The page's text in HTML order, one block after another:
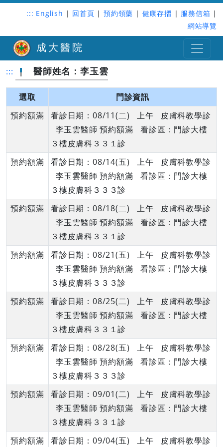
::: English | 回首頁 | 預約領藥 | 健康存摺 | 服務信箱 |
網站導覽
成大醫院
::: 醫師姓名：李玉雲
選取
門診資訊
預約額滿
看診日期：08/11(二) 上午 皮膚科教學診
李玉雲醫師 預約額滿 看診區：門診大樓
３樓皮膚科３３１診
預約額滿
看診日期：08/14(五) 上午 皮膚科教學診
李玉雲醫師 預約額滿 看診區：門診大樓
３樓皮膚科３３３診
預約額滿
看診日期：08/18(二) 上午 皮膚科教學診
李玉雲醫師 預約額滿 看診區：門診大樓
３樓皮膚科３３１診
預約額滿
看診日期：08/21(五) 上午 皮膚科教學診
李玉雲醫師 預約額滿 看診區：門診大樓
３樓皮膚科３３３診
預約額滿
看診日期：08/25(二) 上午 皮膚科教學診
李玉雲醫師 預約額滿 看診區：門診大樓
３樓皮膚科３３１診
預約額滿
看診日期：08/28(五) 上午 皮膚科教學診
李玉雲醫師 預約額滿 看診區：門診大樓
３樓皮膚科３３３診
預約額滿
看診日期：09/01(二) 上午 皮膚科教學診
李玉雲醫師 預約額滿 看診區：門診大樓
３樓皮膚科３３１診
預約額滿
看診日期：09/04(五) 上午 皮膚科教學診